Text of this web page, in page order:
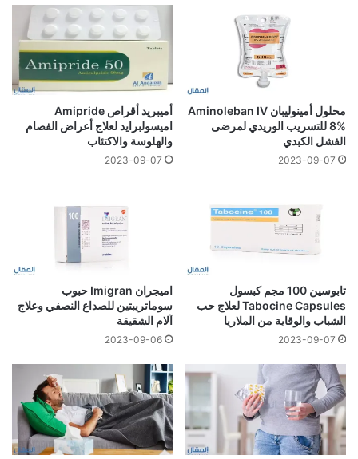
محلول أمينوليبان Aminoleban IV
8% للتسريب الوريدي لمرضى
الفشل الكبدي
2023-09-07
أميبريد أقراص Amipride
اميسولبرايد لعلاج أعراض الفصام
والهلوسة والاكتئاب
2023-09-07
تابوسين 100 مجم كبسول
Tabocine Capsules لعلاج حب
الشباب والوقاية من الملاريا
2023-09-07
اميجران Imigran حبوب
سوماتريبتين للصداع النصفي وعلاج
آلام الشقيقة
2023-09-06